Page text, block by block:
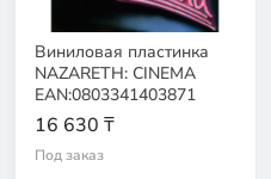
Виниловая пластинка
NAZARETH: CINEMA
EAN:0803341403871
16 630 ₸
Под заказ